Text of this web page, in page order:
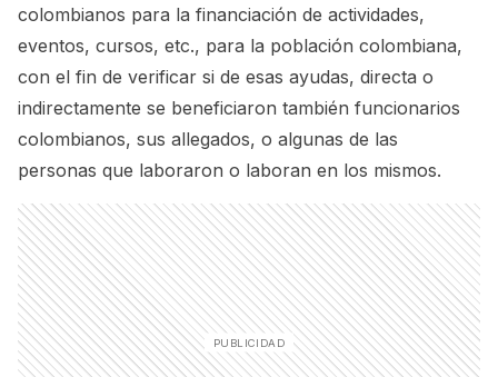
colombianos para la financiación de actividades,
eventos, cursos, etc., para la población colombiana,
con el fin de verificar si de esas ayudas, directa o
indirectamente se beneficiaron también funcionarios
colombianos, sus allegados, o algunas de las
personas que laboraron o laboran en los mismos.